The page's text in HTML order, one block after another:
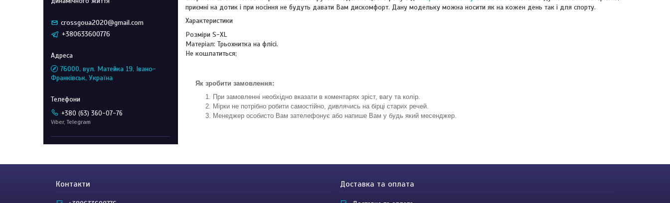
приємні на дотик і при носіння не будуть давати Вам дискомфорт. Дану модельку можна носити як на кожен день так і для спорту.
Характеристики
Розміри S-XL
Матеріал: Трьохнитка на флісі.
Не кошлатиться;
Як зробити замовлення:
При замовленні необхідно вказати в коментарях зріст, вагу та колір.
Мірки не потрібно робити самостійно, дивлячись на бірці старих речей.
Менеджер особисто Вам зателефонує або напише Вам у будь який месенджер.
crossgoua2020@gmail.com
+380633600776
76000, вул. Матейка 19, Івано-
Франківськ, Україна
+380 (63) 360-07-76
Viber, Telegram
Контакти Доставка та оплата